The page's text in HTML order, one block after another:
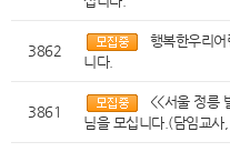
3862
행복한우리
니다.
3861
<<서울 정릉
님을 모십니다.(담임교